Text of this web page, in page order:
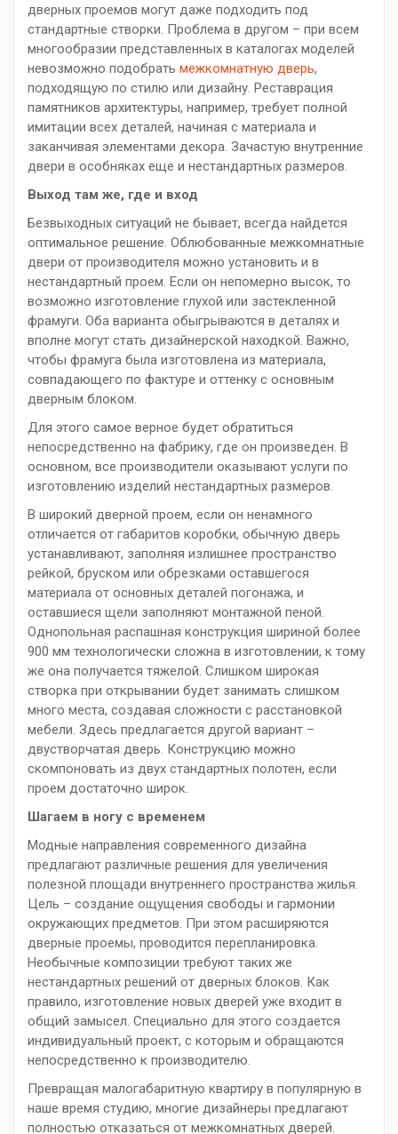
дверных проемов могут даже подходить под
стандартные створки. Проблема в другом – при всем
многообразии представленных в каталогах моделей
невозможно подобрать межкомнатную дверь,
подходящую по стилю или дизайну. Реставрация
памятников архитектуры, например, требует полной
имитации всех деталей, начиная с материала и
заканчивая элементами декора. Зачастую внутренние
двери в особняках еще и нестандартных размеров.
Выход там же, где и вход
Безвыходных ситуаций не бывает, всегда найдется
оптимальное решение. Облюбованные межкомнатные
двери от производителя можно установить и в
нестандартный проем. Если он непомерно высок, то
возможно изготовление глухой или застекленной
фрамуги. Оба варианта обыгрываются в деталях и
вполне могут стать дизайнерской находкой. Важно,
чтобы фрамуга была изготовлена из материала,
совпадающего по фактуре и оттенку с основным
дверным блоком.
Для этого самое верное будет обратиться
непосредственно на фабрику, где он произведен. В
основном, все производители оказывают услуги по
изготовлению изделий нестандартных размеров.
В широкий дверной проем, если он ненамного
отличается от габаритов коробки, обычную дверь
устанавливают, заполняя излишнее пространство
рейкой, бруском или обрезками оставшегося
материала от основных деталей погонажа, и
оставшиеся щели заполняют монтажной пеной.
Однопольная распашная конструкция шириной более
900 мм технологически сложна в изготовлении, к тому
же она получается тяжелой. Слишком широкая
створка при открывании будет занимать слишком
много места, создавая сложности с расстановкой
мебели. Здесь предлагается другой вариант –
двустворчатая дверь. Конструкцию можно
скомпоновать из двух стандартных полотен, если
проем достаточно широк.
Шагаем в ногу с временем
Модные направления современного дизайна
предлагают различные решения для увеличения
полезной площади внутреннего пространства жилья.
Цель – создание ощущения свободы и гармонии
окружающих предметов. При этом расширяются
дверные проемы, проводится перепланировка.
Необычные композиции требуют таких же
нестандартных решений от дверных блоков. Как
правило, изготовление новых дверей уже входит в
общий замысел. Специально для этого создается
индивидуальный проект, с которым и обращаются
непосредственно к производителю.
Превращая малогабаритную квартиру в популярную в
наше время студию, многие дизайнеры предлагают
полностью отказаться от межкомнатных дверей.